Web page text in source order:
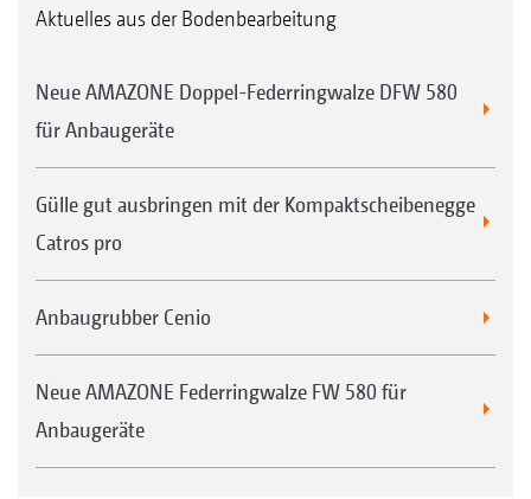
Aktuelles aus der Bodenbearbeitung
Neue AMAZONE Doppel-Federringwalze DFW 580
für Anbaugeräte
Gülle gut ausbringen mit der Kompaktscheibenegge
Catros pro
Anbaugrubber Cenio
Neue AMAZONE Federringwalze FW 580 für
Anbaugeräte